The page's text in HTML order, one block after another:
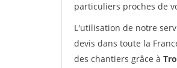
particuliers proches de
L'utilisation de notre
devis dans toute la
des chantiers grâce à